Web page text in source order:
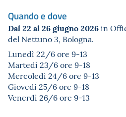
Quando e dove
Dal 22 al 26 giugno 2026in
del Nettuno 3, Bologna.
Lunedì 22/6 ore 9-13
Martedì 23/6 ore 9-18
Mercoledì 24/6 ore 9-13
Giovedì 25/6 ore 9-18
Venerdì 26/6 ore 9-13